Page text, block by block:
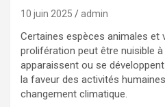
10 juin 2025 admin
Certaines espèces animales et
prolifération peut être nuisible
apparaissent ou se
la faveur des activités
changement climatique.